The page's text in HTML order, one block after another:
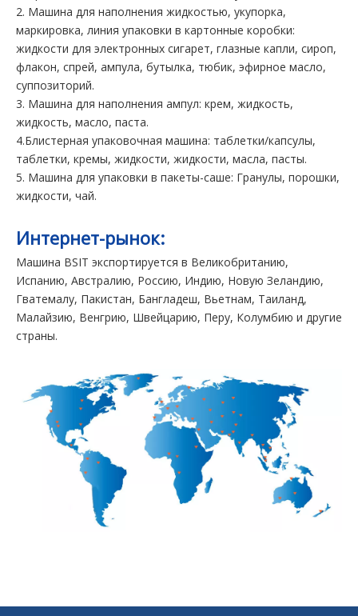
2. Машина для наполнения жидкостью, укупорка,
маркировка, линия упаковки в картонные коробки:
жидкости для электронных сигарет, глазные капли, сироп,
флакон, спрей, ампула, бутылка, тюбик, эфирное масло,
суппозиторий.
3. Машина для наполнения ампул: крем, жидкость,
жидкость, масло, паста.
4.Блистерная упаковочная машина: таблетки/капсулы,
таблетки, кремы, жидкости, жидкости, масла, пасты.
5. Машина для упаковки в пакеты-саше: Гранулы, порошки,
жидкости, чай.
Интернет-рынок:
Машина BSIT экспортируется в Великобританию,
Испанию, Австралию, Россию, Индию, Новую Зеландию,
Гватемалу, Пакистан, Бангладеш, Вьетнам, Таиланд,
Малайзию, Венгрию, Швейцарию, Перу, Колумбию и другие
страны.